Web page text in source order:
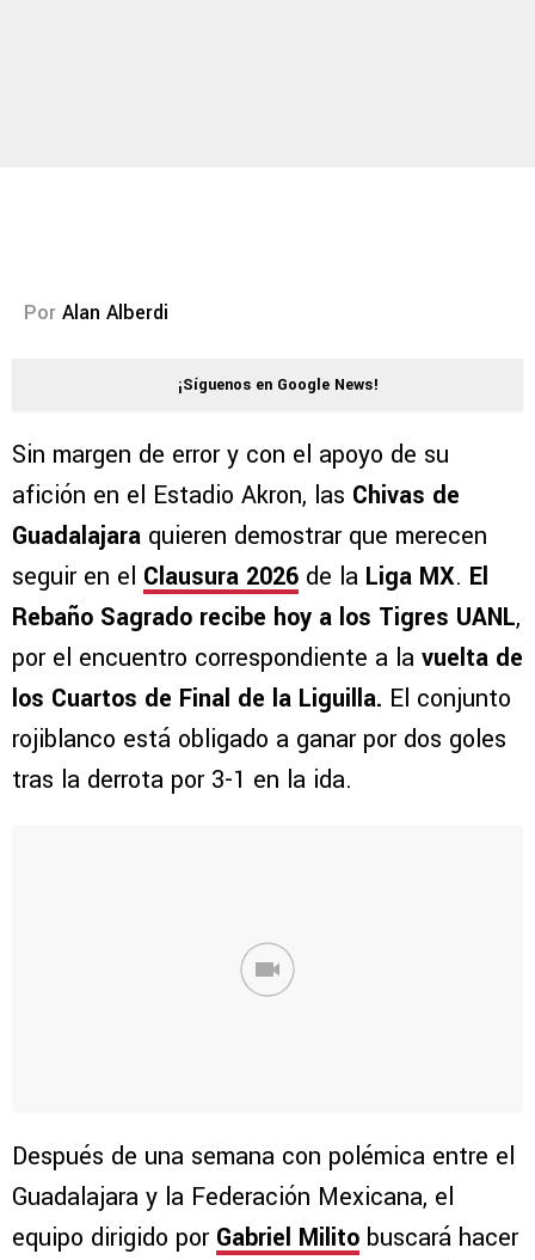
Por Alan Alberdi
¡Síguenos en Google News!
Sin margen de error y con el apoyo de su
afición en el Estadio Akron, las Chivas de
Guadalajara quieren demostrar que merecen
seguir en el Clausura 2026 de la Liga MX. El
Rebaño Sagrado recibe hoy a los Tigres UANL,
por el encuentro correspondiente a la vuelta de
los Cuartos de Final de la Liguilla. El conjunto
rojiblanco está obligado a ganar por dos goles
tras la derrota por 3-1 en la ida.
Después de una semana con polémica entre el
Guadalajara y la Federación Mexicana, el
equipo dirigido por Gabriel Milito buscará hacer